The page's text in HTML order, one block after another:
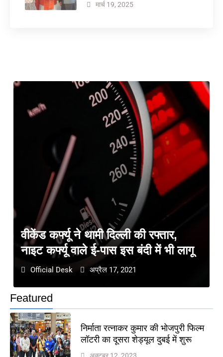
मार्च 19, 2025
Featured
निर्माता रत्नाकर कुमार की भोजपुरी फिल्म
लॉटरी का दूसरा शेड्यूल दुबई में शुरू
वीकेंड कर्फ्यू ने थामी दिल्ली की रफ्तार,
नाइट कर्फ्यू वाले ई-पास इस बंदी में भी लागू
Official Desk अप्रैल 17, 2021